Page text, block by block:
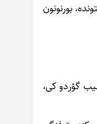
بورنونون
گؤردو کی،